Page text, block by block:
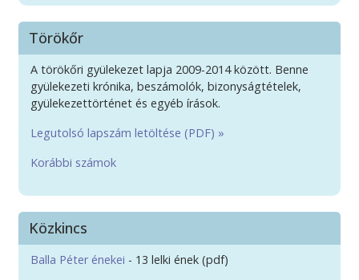
Törökőr
A törökőri gyülekezet lapja 2009-2014 között. Benne
gyülekezeti krónika, beszámolók, bizonyságtételek,
gyülekezettörténet és egyéb írások.
Legutolsó lapszám letöltése (PDF) »
Korábbi számok
Közkincs
Balla Péter énekei - 13 lelki ének (pdf)